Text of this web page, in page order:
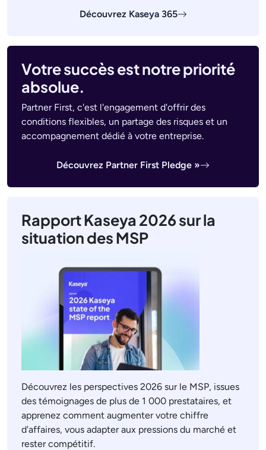
Découvrez Kaseya 365
Votre succès est notre priorité
absolue.
Partner First, c'est l'engagement d'offrir des
conditions flexibles, un partage des risques et un
accompagnement dédié à votre entreprise.
Découvrez Partner First Pledge »
Rapport Kaseya 2026 sur la
situation des MSP
Découvrez les perspectives 2026 sur le MSP, issues
des témoignages de plus de 1 000 prestataires, et
apprenez comment augmenter votre chiffre
d'affaires, vous adapter aux pressions du marché et
rester compétitif.